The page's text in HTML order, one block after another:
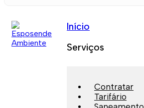
Início
Serviços
Contratar
Tarifário